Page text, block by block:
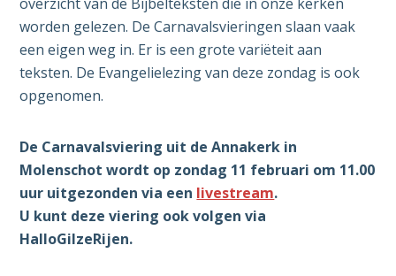
worden gelezen. De Carnavalsvieringen slaan vaak
een eigen weg in. Er is een grote variëteit aan
teksten. De Evangelielezing van deze zondag is ook
opgenomen.
De Carnavalsviering uit de Annakerk in
Molenschot wordt op zondag 11 februari om 11.00
uur uitgezonden via een livestream.
U kunt deze viering ook volgen via
HalloGilzeRijen.